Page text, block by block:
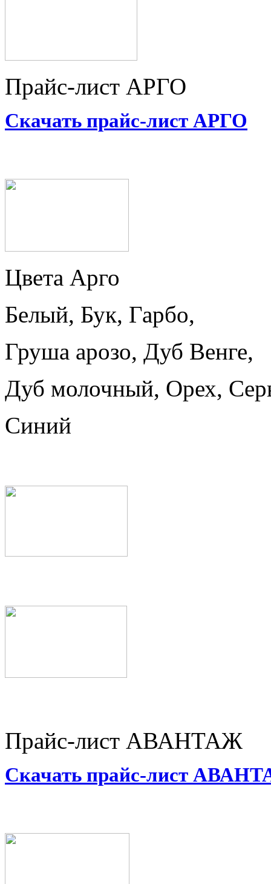
Прайс-лист АРГО
Скачать прайс-лист АРГО
Цвета Арго
Белый, Бук, Гарбо,
Груша арозо, Дуб Венге,
Дуб молочный, Орех,
Синий
Прайс-лист АВАНТАЖ
Скачать прайс-лист